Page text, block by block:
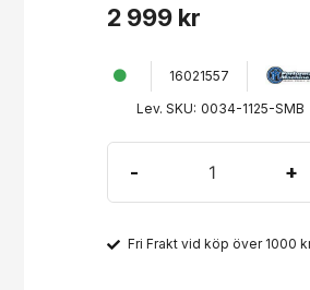
2 999 kr
16021557
Lev. SKU: 0034-1125-SMB
- +
Fri Frakt vid köp över 1000